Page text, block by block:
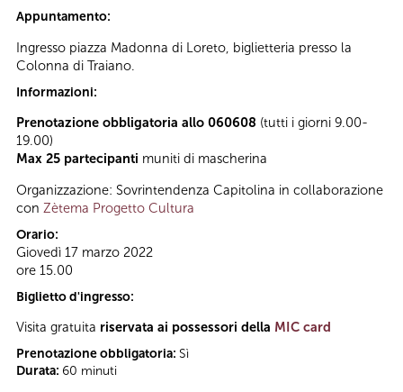
Appuntamento:
Ingresso piazza Madonna di Loreto, biglietteria presso la
Colonna di Traiano.
Informazioni:
Prenotazione obbligatoria allo 060608 (tutti i giorni 9.00-
19.00)
Max 25 partecipanti muniti di mascherina
Organizzazione: Sovrintendenza Capitolina in collaborazione
con Zètema Progetto Cultura
Orario:
Giovedì 17 marzo 2022
ore 15.00
Biglietto d'ingresso:
Visita gratuita riservata ai possessori della MIC card
Prenotazione obbligatoria: Sì
Durata: 60 minuti